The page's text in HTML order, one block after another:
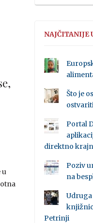
u
NAJČITANIJE
Što je
Portal
direktno
Poziv
na
Udruga
Petrinji